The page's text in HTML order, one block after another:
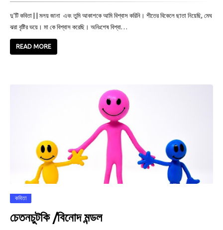
দু'টি কবিতা | | মলয় জানা এবং তুমি আকাশকে আমি বিশ্বাস করিনি। শীতের বিকেলে ছাতা নিয়েছি, মেঘ
ঝরা বৃষ্টির ভয়ে। মা কে বিশ্বাস করেছি। অনিঃশেষ বিশ্বা…
READ MORE
কবিতা
চেতনচুটকি /বিনোদ মন্ডল